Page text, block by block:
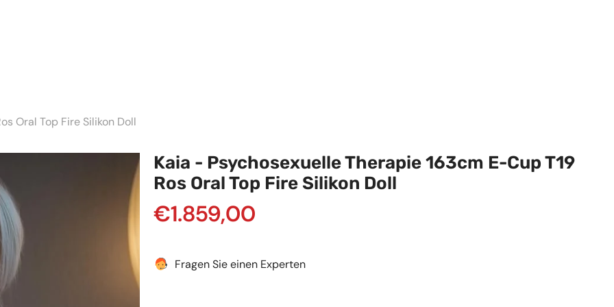
Oral Top Fire Silikon Doll
Kaia - Psychosexuelle Therapie 163cm E-Cup T19
Ros Oral Top Fire Silikon Doll
€1.859,00
Fragen Sie einen Experten